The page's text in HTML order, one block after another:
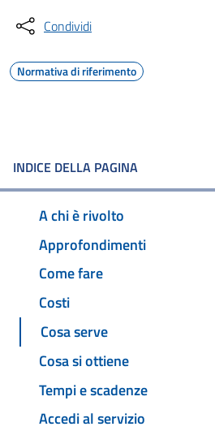
Condividi
Normativa di riferimento
INDICE DELLA PAGINA
A chi è rivolto
Approfondimenti
Come fare
Costi
Cosa serve
Cosa si ottiene
Tempi e scadenze
Accedi al servizio